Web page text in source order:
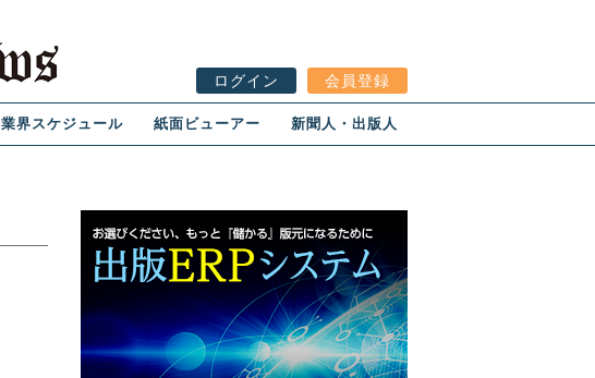
ログイン 会員登録
業界スケジュール 紙面ビューアー 新聞人・出版人